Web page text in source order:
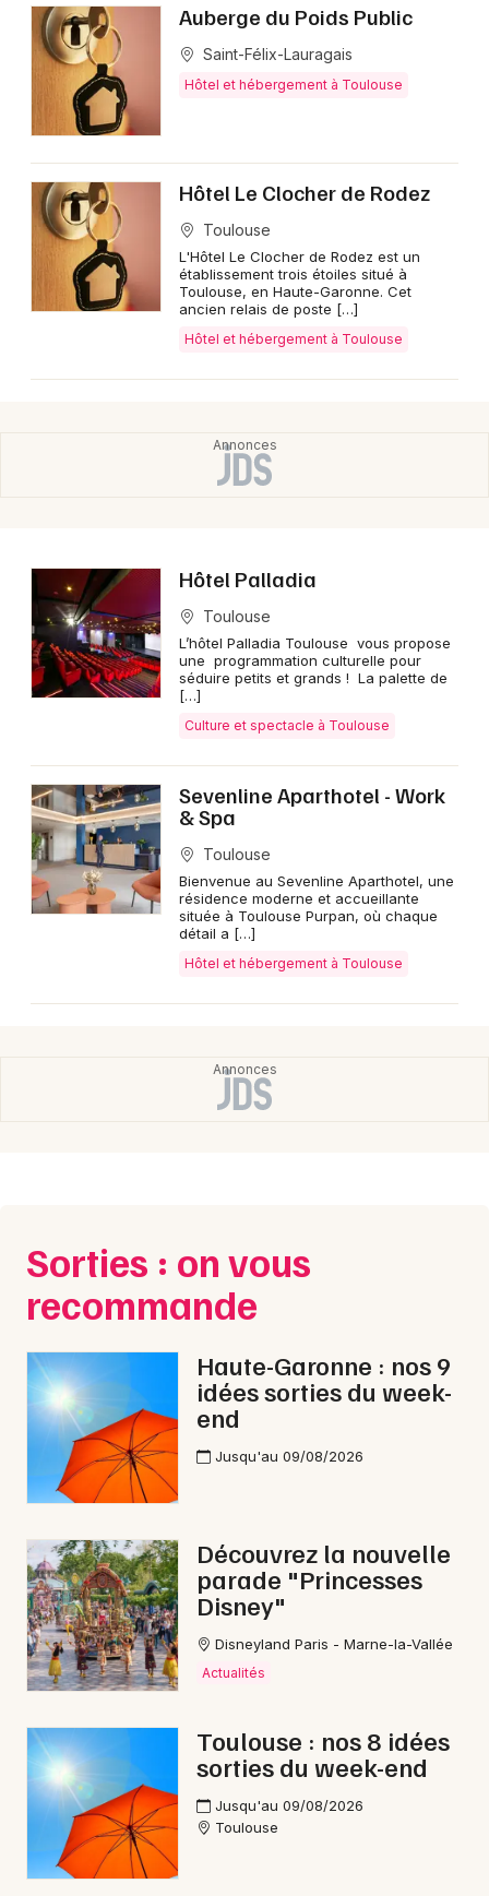
Newsletter des sorties
Actus à Toulouse
Magazine à Toulouse
Choisir mes départements
Mon email
Je m'abonne
Auberge du Poids Public
Saint-Félix-Lauragais
Hôtel et hébergement à Toulouse
Hôtel Le Clocher de Rodez
Toulouse
L'Hôtel Le Clocher de Rodez est un
établissement trois étoiles situé à
Toulouse, en Haute-Garonne. Cet
ancien relais de poste […]
Hôtel et hébergement à Toulouse
Hôtel Palladia
Toulouse
L’hôtel Palladia Toulouse vous propose
une programmation culturelle pour
séduire petits et grands ! La palette de
[…]
Culture et spectacle à Toulouse
Sevenline Aparthotel - Work
& Spa
Toulouse
Bienvenue au Sevenline Aparthotel, une
résidence moderne et accueillante
située à Toulouse Purpan, où chaque
détail a […]
Hôtel et hébergement à Toulouse
Sorties : on vous
recommande
Haute-Garonne : nos 9
idées sorties du week-
end
Jusqu'au 09/08/2026
Découvrez la nouvelle
parade "Princesses
Disney"
Disneyland Paris - Marne-la-Vallée
Actualités
Toulouse : nos 8 idées
sorties du week-end
Jusqu'au 09/08/2026
Toulouse